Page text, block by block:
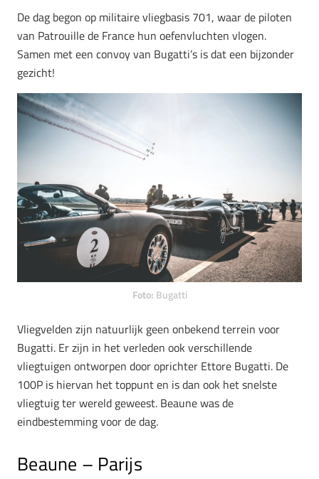
De dag begon op militaire vliegbasis 701, waar de piloten
van Patrouille de France hun oefenvluchten vlogen.
Samen met een convoy van Bugatti’s is dat een bijzonder
gezicht!
Foto: Bugatti
Vliegvelden zijn natuurlijk geen onbekend terrein voor
Bugatti. Er zijn in het verleden ook verschillende
vliegtuigen ontworpen door oprichter Ettore Bugatti. De
100P is hiervan het toppunt en is dan ook het snelste
vliegtuig ter wereld geweest. Beaune was de
eindbestemming voor de dag.
Beaune – Parijs